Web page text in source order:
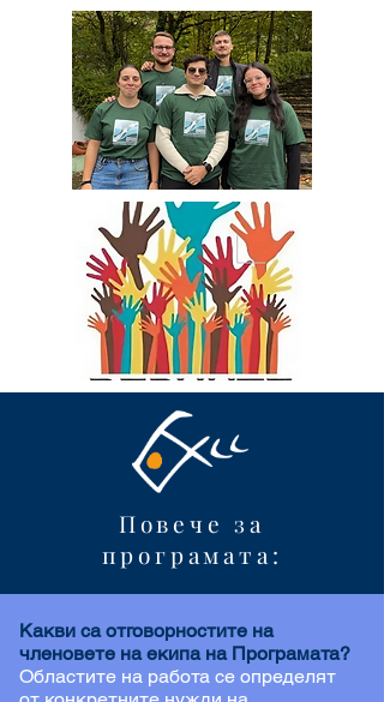
Повече за
програмата:
Какви са отговорностите на
членовете на екипа на Програмата?
Областите на работа се определят